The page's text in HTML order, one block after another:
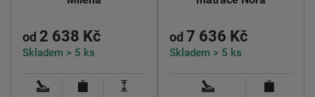
od 2 638 Kč
Skladem > 5 ks
od 7 636 Kč
Skladem > 5 ks